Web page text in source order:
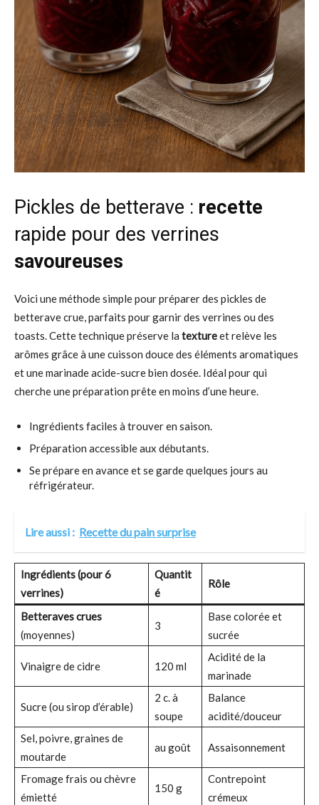
Pickles de betterave : recette
rapide pour des verrines
savoureuses
Voici une méthode simple pour préparer des pickles de
betterave crue, parfaits pour garnir des verrines ou des
toasts. Cette technique préserve la textureet relève les
arômes grâce à une cuisson douce des éléments aromatiques
et une marinade acide-sucre bien dosée. Idéal pour qui
cherche une préparation prête en moins d’une heure.
Ingrédients faciles à trouver en saison.
Préparation accessible aux débutants.
Se prépare en avance et se garde quelques jours au
réfrigérateur.
Lire aussi : Recette du pain surprise
Ingrédients (pour 6
verrines)
Quantit
é
Rôle
Betteraves crues
(moyennes)
3
Base colorée et
sucrée
Vinaigre de cidre 120 ml
Acidité de la
marinade
Sucre (ou sirop d’érable)
2 c. à
soupe
Balance
acidité/douceur
Sel, poivre, graines de
moutarde
au goût Assaisonnement
Fromage frais ou chèvre
émietté
150 g
Contrepoint
crémeux